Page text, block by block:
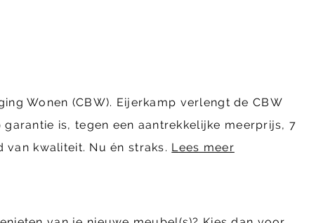
Wonen (CBW). Eijerkamp verlengt de CBW
is, tegen een aantrekkelijke meerprijs, 7
kwaliteit. Nu én straks. Lees meer